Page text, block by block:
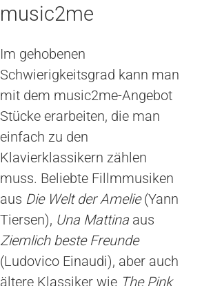
music2me
Im gehobenen
Schwierigkeitsgrad kann man
mit dem music2me-Angebot
Stücke erarbeiten, die man
einfach zu den
Klavierklassikern zählen
muss. Beliebte Fillmmusiken
aus Die Welt der Amelie(Yann
Tiersen), Una Mattina aus
Ziemlich beste Freunde
(Ludovico Einaudi), aber auch
ältere Klassiker wie The Pink